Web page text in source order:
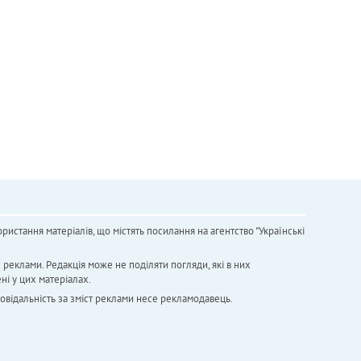
матеріалів, що містять посилання на агентство "Українськi
Редакція може не поділяти погляди, які в них
у цих матеріалах.
за зміст реклами несе рекламодавець.